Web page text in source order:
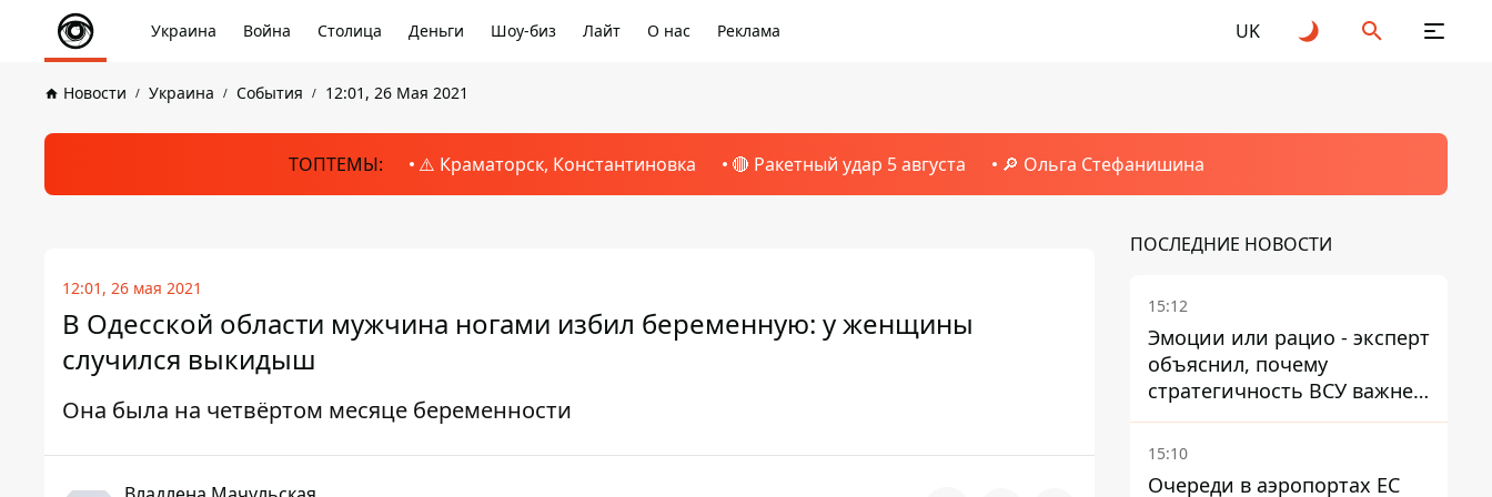
Украина Война Столица Деньги Шоу-биз Лайт О нас Реклама UK
Новости Украина События 12:01, 26 Мая 2021
ТОПТЕМЫ: ⚠️ Краматорск, Константиновка 🔴 Ракетный удар 5 августа 🔎 Ольга Стефанишина
12:01, 26 мая 2021
В Одесской области мужчина ногами избил беременную: у женщины
случился выкидыш
Она была на четвёртом месяце беременности
ПОСЛЕДНИЕ НОВОСТИ
15:12
Эмоции или рацио - эксперт
объяснил, почему
стратегичность ВСУ важнее
эмоциональных атак РФ
15:10
Очереди в аэропортах ЕС